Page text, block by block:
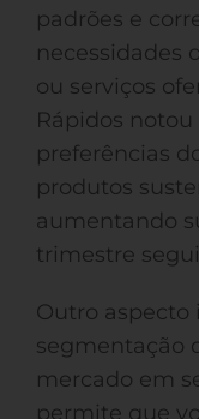
padrões e
necessidades
ou serviços
Rápidos
preferências
produtos
aumentando
trimestre
Outro aspecto
segmentação
mercado em
permite que